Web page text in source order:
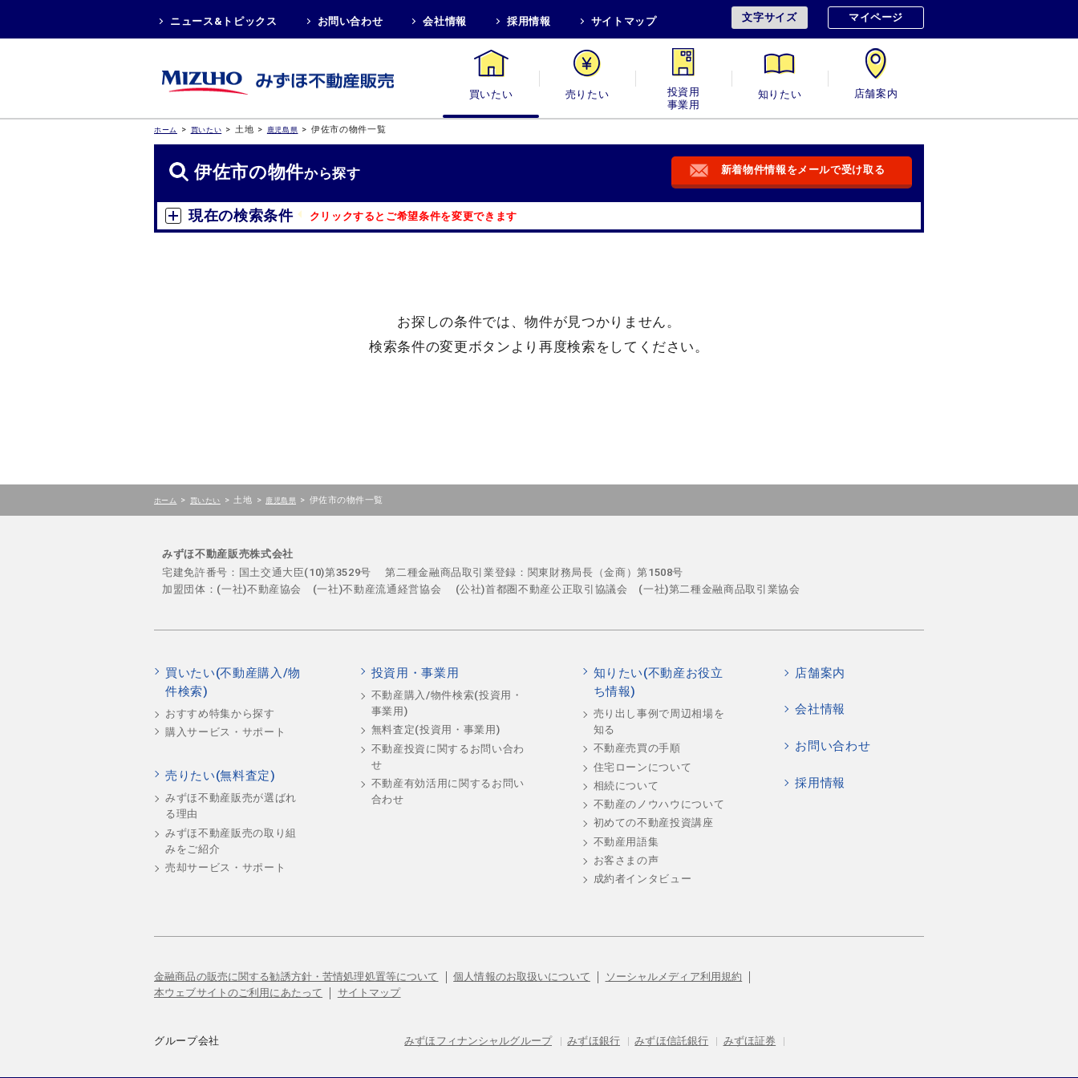
ニュース&トピックス お問い合わせ 会社情報 採用情報 サイトマップ 文字サイズ マイページ
買いたい 売りたい 投資用・事業用 知りたい 店舗案内
ホーム > 買いたい > 土地 > 鹿児島県 > 伊佐市の物件一覧
伊佐市の物件から探す 新着物件情報をメールで受け取る
現在の検索条件 クリックするとご希望条件を変更できます
お探しの条件では、物件が見つかりません。
検索条件の変更ボタンより 再度検索をしてください。
ホーム > 買いたい > 土地 > 鹿児島県 > 伊佐市の物件一覧
みずほ不動産販売株式会社
宅建免許番号：国土交通大臣(10)第3529号
第二種金融商品取引業登録：関東財務局長（金商）第1508号
加盟団体：(一社)不動産協会 (一社)不動産流通経営協会
(公社)首都圏不動産公正取引協議会 (一社)第二種金融商品取引業協会
買いたい(不動産購入/物
件検索)
おすすめ特集から探す
購入サービス・サポート
売りたい(無料査定)
みずほ不動産販売が選ばれ
る理由
みずほ不動産販売の取り組
みをご紹介
売却サービス・サポート
投資用・事業用
不動産購入/物件検索(投資用・
事業用)
無料査定(投資用・事業用)
不動産投資に関するお問い合わ
せ
不動産有効活用に関するお問い
合わせ
知りたい(不動産お役立
ち情報)
売り出し事例で周辺相場を
知る
不動産売買の手順
住宅ローンについて
相続について
不動産のノウハウについて
初めての不動産投資講座
不動産用語集
お客さまの声
成約者インタビュー
店舗案内
会社情報
お問い合わせ
採用情報
金融商品の販売に関する勧誘方針・苦情処理処置等について 個人情報のお取扱いについて
ソーシャルメディア利用規約
本ウェブサイトのご利用にあたって
サイトマップ
グループ会社 みずほフィナンシャルグループ | みずほ銀行 | みずほ信託銀行 | みずほ証券 |